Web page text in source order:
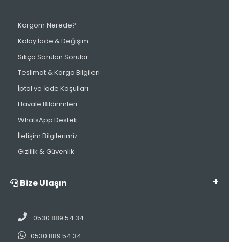
Kargom Nerede?
Kolay İade & Değişim
Sıkça Sorulan Sorular
Teslimat & Kargo Bilgileri
İptal ve İade Koşulları
Havale Bildirimleri
WhatsApp Destek
İletişim Bilgilerimiz
Gizlilik & Güvenlik
Bize Ulaşın
0530 889 54 34
0530 889 54 34